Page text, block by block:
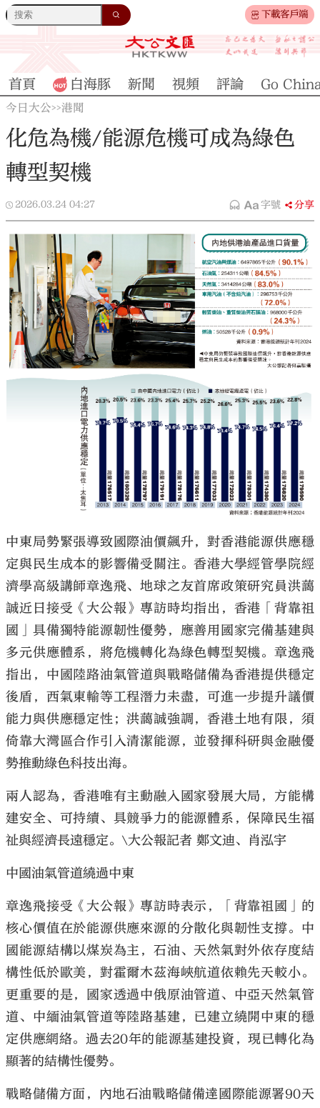
下載客戶端
首頁 白海豚 新聞 視頻 評論 Go
今日大公>>港聞
化危為機/能源危機可成為綠色
轉型契機
2026.03.24 04:27 字號 分享
中東局勢緊張導致國際油價飆升，對香港能源供應穩
定與民生成本的影響備受關注。香港大學經管學院經
濟學高級講師章逸飛、地球之友首席政策研究員洪藹
誠近日接受《大公報》專訪時均指出，香港「背靠祖
國」具備獨特能源韌性優勢，應善用國家完備基建與
多元供應體系，將危機轉化為綠色轉型契機。章逸飛
指出，中國陸路油氣管道與戰略儲備為香港提供穩定
後盾，西氣東輸等工程潛力未盡，可進一步提升議價
能力與供應穩定性；洪藹誠強調，香港土地有限，須
倚靠大灣區合作引入清潔能源，並發揮科研與金融優
勢推動綠色科技出海。
兩人認為，香港唯有主動融入國家發展大局，方能構
建安全、可持續、具競爭力的能源體系，保障民生福
祉與經濟長遠穩定。\大公報記者 鄭文迪、肖泓宇
中國油氣管道繞過中東
章逸飛接受《大公報》專訪時表示，「背靠祖國」的
核心價值在於能源供應來源的分散化與韌性支撐。中
國能源結構以煤炭為主，石油、天然氣對外依存度結
構性低於歐美，對霍爾木茲海峽航道依賴先天較小。
更重要的是，國家透過中俄原油管道、中亞天然氣管
道、中緬油氣管道等陸路基建，已建立繞開中東的穩
定供應網絡。過去20年的能源基建投資，現已轉化為
顯著的結構性優勢。
戰略儲備方面，內地石油戰略儲備達國際能源署90天